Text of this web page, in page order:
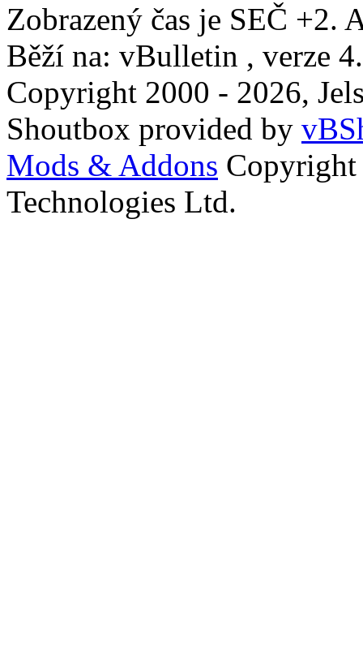
Zobrazený čas je SEČ +2.
Běží na: vBulletin , verze
Copyright 2000 - 2026,
Shoutbox provided by
Mods & Addons
Technologies Ltd.